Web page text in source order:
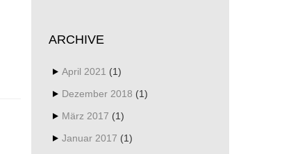
ARCHIVE
April 2021 (1)
Dezember 2018 (1)
März 2017 (1)
Januar 2017 (1)